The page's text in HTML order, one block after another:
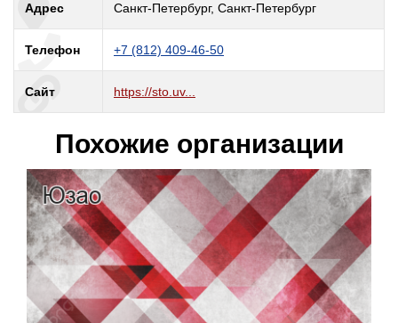
Адрес Санкт-Петербург, Санкт-Петербург
Телефон +7 (812) 409-46-50
Сайт https://sto.uv...
Похожие организации